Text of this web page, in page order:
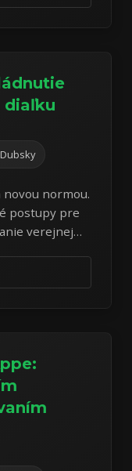
diaľku
novou normou.
postupy pre
verejnej